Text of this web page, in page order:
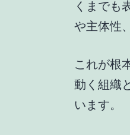
くまでも
や主体性
これが根
動く組織
います。